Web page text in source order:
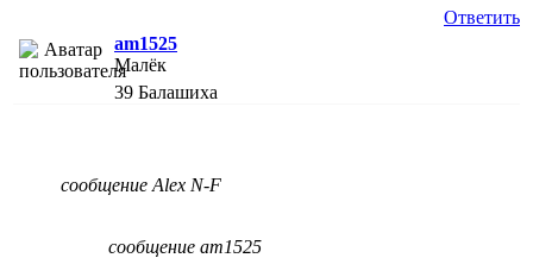
Ответить
am1525
Малёк
39 Балашиха
сообщение Alex N-F
сообщение am1525